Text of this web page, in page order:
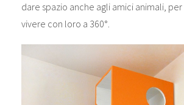
dare spazio anche agli amici animali, per
vivere con loro a 360°.